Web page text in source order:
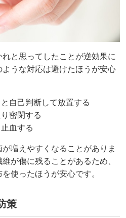
と思ってしたことが逆効果に
うな対応は避けたほうが安心
自己判断して放置する
密閉する
血する
増えやすくなることがありま
が傷に残ることがあるため、
使ったほうが安心です。
策